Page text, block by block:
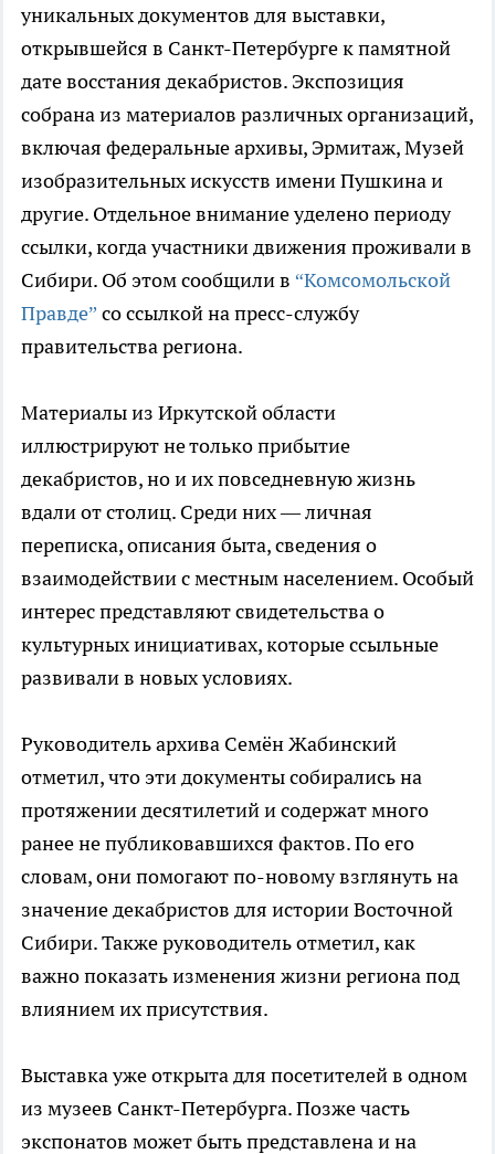
уникальных документов для выставки,
открывшейся в Санкт-Петербурге к памятной
дате восстания декабристов. Экспозиция
собрана из материалов различных организаций,
включая федеральные архивы, Эрмитаж, Музей
изобразительных искусств имени Пушкина и
другие. Отдельное внимание уделено периоду
ссылки, когда участники движения проживали в
Сибири. Об этом сообщили в “Комсомольской
Правде” со ссылкой на пресс-службу
правительства региона.
Материалы из Иркутской области
иллюстрируют не только прибытие
декабристов, но и их повседневную жизнь
вдали от столиц. Среди них — личная
переписка, описания быта, сведения о
взаимодействии с местным населением. Особый
интерес представляют свидетельства о
культурных инициативах, которые ссыльные
развивали в новых условиях.
Руководитель архива Семён Жабинский
отметил, что эти документы собирались на
протяжении десятилетий и содержат много
ранее не публиковавшихся фактов. По его
словам, они помогают по-новому взглянуть на
значение декабристов для истории Восточной
Сибири. Также руководитель отметил, как
важно показать изменения жизни региона под
влиянием их присутствия.
Выставка уже открыта для посетителей в одном
из музеев Санкт-Петербурга. Позже часть
экспонатов может быть представлена и на